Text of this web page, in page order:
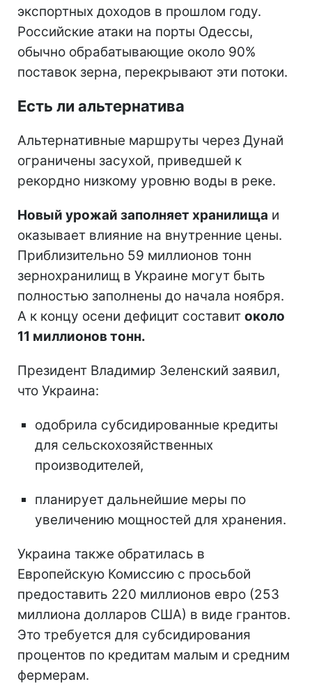
экспортных доходов в прошлом году.
Российские атаки на порты Одессы,
обычно обрабатывающие около 90%
поставок зерна, перекрывают эти потоки.
Есть ли альтернатива
Альтернативные маршруты через Дунай
ограничены засухой, приведшей к
рекордно низкому уровню воды в реке.
Новый урожай заполняет хранилища и
оказывает влияние на внутренние цены.
Приблизительно 59 миллионов тонн
зернохранилищ в Украине могут быть
полностью заполнены до начала ноября.
А к концу осени дефицит составит около
11 миллионов тонн.
Президент Владимир Зеленский заявил,
что Украина:
одобрила субсидированные кредиты
для сельскохозяйственных
производителей,
планирует дальнейшие меры по
увеличению мощностей для хранения.
Украина также обратилась в
Европейскую Комиссию с просьбой
предоставить 220 миллионов евро (253
миллиона долларов США) в виде грантов.
Это требуется для субсидирования
процентов по кредитам малым и средним
фермерам.